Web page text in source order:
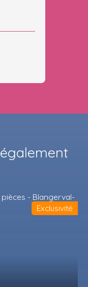
également
Exclusivité